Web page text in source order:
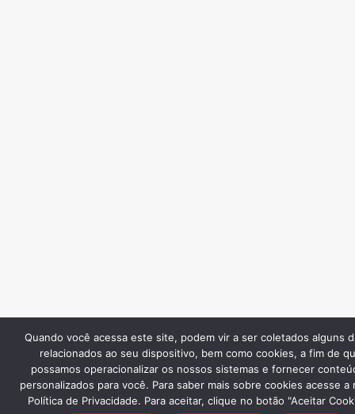
Quando você acessa este site, podem vir a ser coletados alguns
relacionados ao seu dispositivo, bem como cookies, a fim de
possamos operacionalizar os nossos sistemas e fornecer
personalizados para você. Para saber mais sobre cookies acesse a
Política de Privacidade. Para aceitar, clique no botão "Aceitar